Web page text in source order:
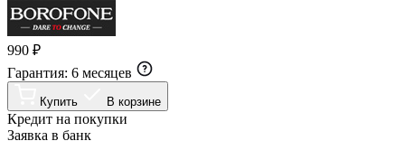
990 ₽
Гарантия: 6 месяцев
Купить В корзине
Кредит на покупки
Заявка в банк